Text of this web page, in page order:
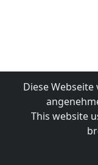
Diese
This website